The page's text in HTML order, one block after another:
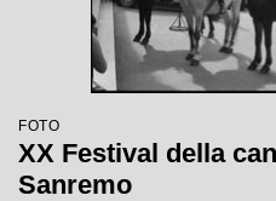
FOTO
XX Festival della
Sanremo